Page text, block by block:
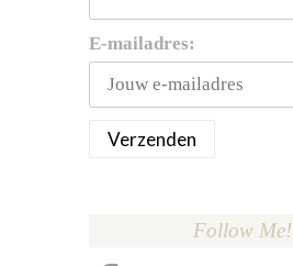
E-mailadres:
Follow Me!